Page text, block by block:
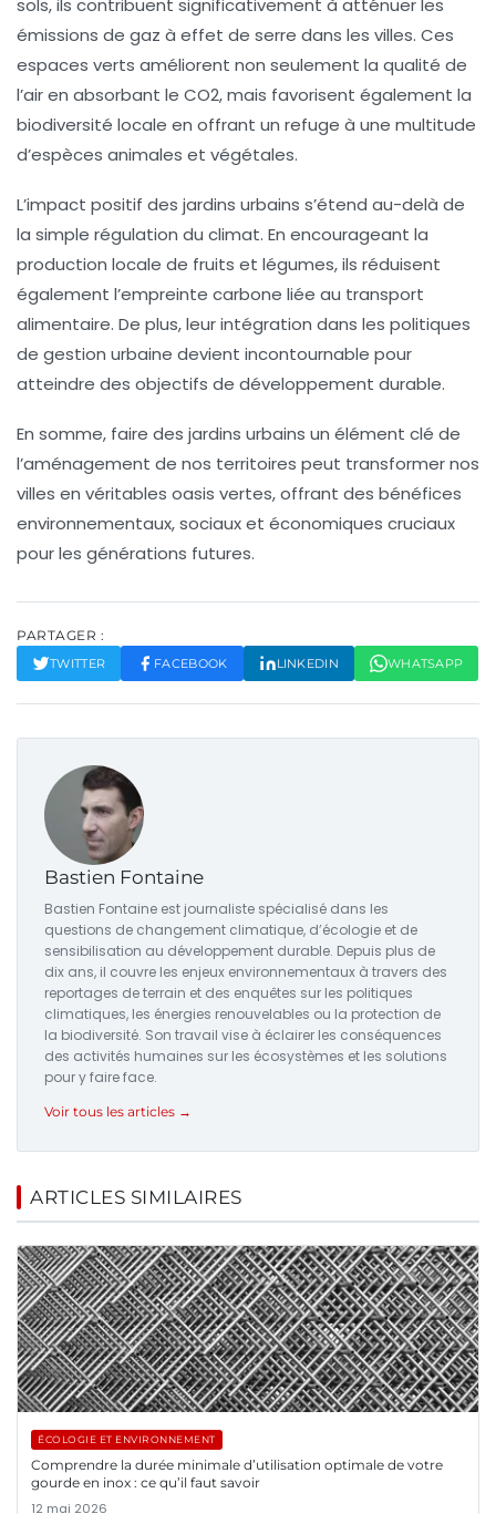
sols, ils contribuent significativement à atténuer les
émissions de gaz à effet de serre dans les villes. Ces
espaces verts améliorent non seulement la qualité de
l’air en absorbant le CO2, mais favorisent également la
biodiversité locale en offrant un refuge à une multitude
d’espèces animales et végétales.
L’impact positif des jardins urbains s’étend au-delà de
la simple régulation du climat. En encourageant la
production locale de fruits et légumes, ils réduisent
également l’empreinte carbone liée au transport
alimentaire. De plus, leur intégration dans les politiques
de gestion urbaine devient incontournable pour
atteindre des objectifs de développement durable.
En somme, faire des jardins urbains un élément clé de
l’aménagement de nos territoires peut transformer nos
villes en véritables oasis vertes, offrant des bénéfices
environnementaux, sociaux et économiques cruciaux
pour les générations futures.
PARTAGER :
TWITTER FACEBOOK LINKEDIN WHATSAPP
Bastien Fontaine
Bastien Fontaine est journaliste spécialisé dans les
questions de changement climatique, d’écologie et de
sensibilisation au développement durable. Depuis plus de
dix ans, il couvre les enjeux environnementaux à travers des
reportages de terrain et des enquêtes sur les politiques
climatiques, les énergies renouvelables ou la protection de
la biodiversité. Son travail vise à éclairer les conséquences
des activités humaines sur les écosystèmes et les solutions
pour y faire face.
Voir tous les articles →
ARTICLES SIMILAIRES
ÉCOLOGIE ET ENVIRONNEMENT
Comprendre la durée minimale d’utilisation optimale de votre
gourde en inox : ce qu’il faut savoir
12 mai 2026